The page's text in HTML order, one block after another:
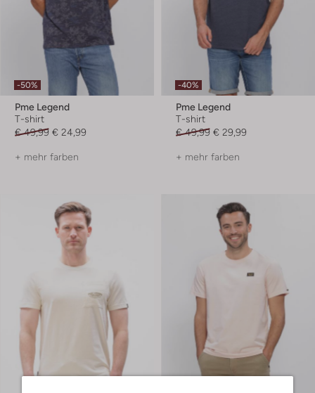
-50%
Pme Legend
T-shirt
€ 49,99 € 24,99
+ mehr farben
-40%
Pme Legend
T-shirt
€ 49,99 € 29,99
+ mehr farben